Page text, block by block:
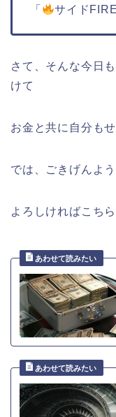
「 サイド
さて、そんな今日
けて
お金と共に自分も
では、ごきげんよう
よろしければこち